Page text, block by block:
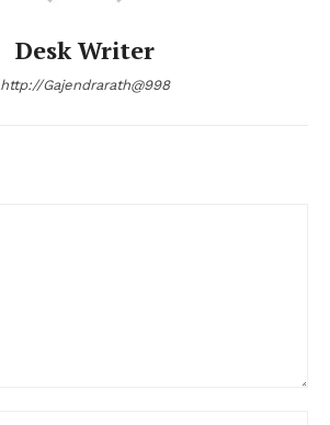
Desk Writer
http://Gajendrarath@998